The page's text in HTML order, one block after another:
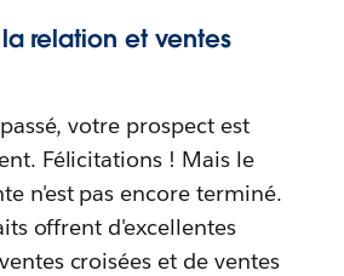
relation et ventes
votre prospect est
Félicitations ! Mais le
n'est pas encore terminé.
offrent d'excellentes
croisées et de ventes